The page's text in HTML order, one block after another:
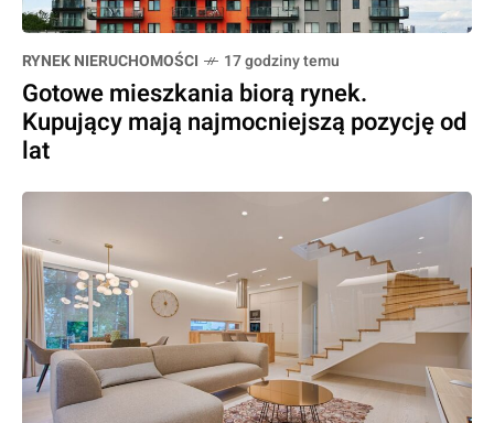
RYNEK NIERUCHOMOŚCI 17 godziny temu
Gotowe mieszkania biorą rynek.
Kupujący mają najmocniejszą pozycję od
lat